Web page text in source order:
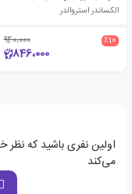
الکساندر استروالدر
٪10 940،000
846،000
اولین نفری باشید که
می‌کند